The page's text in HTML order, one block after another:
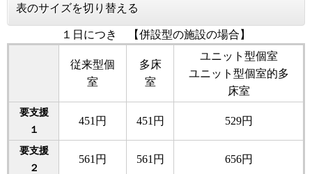
表のサイズを切り替える
１日につき 【併設型の施設の場合】
従来型個
室
多床
室
ユニット型個室
ユニット型個室的多
床室
要支援
１
451円 451円 529円
要支援
２
561円 561円 656円